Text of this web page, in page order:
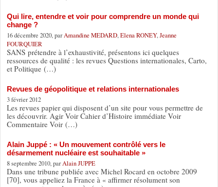
Qui lire, entendre et voir pour comprendre un monde qui
change ?
16 décembre 2020, parAmandine MEDARD, Elena RONEY, Jeanne
FOURQUIER
SANS prétendre à l’exhaustivité, présentons ici quelques
ressources de qualité : les revues Questions internationales, Carto,
et Politique (…)
Revues de géopolitique et relations internationales
3 février 2012
Les revues papier qui disposent d’un site pour vous permettre de
les découvrir. Agir Voir Cahier d’Histoire immédiate Voir
Commentaire Voir (…)
Alain Juppé : « Un mouvement contrôlé vers le
désarmement nucléaire est souhaitable »
8 septembre 2010, parAlain JUPPE
Dans une tribune publiée avec Michel Rocard en octobre 2009
[70], vous appeliez la France à « affirmer résolument son